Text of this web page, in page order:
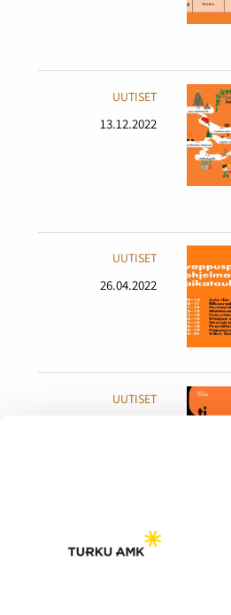
UUTISET
13.12.2022
UUTISET
26.04.2022
UUTISET